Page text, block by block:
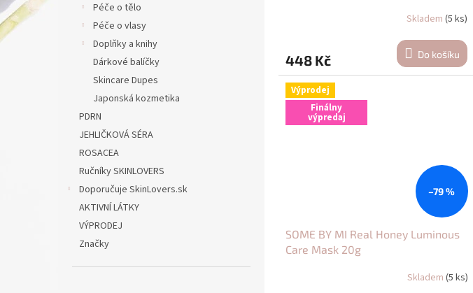
Péče o tělo
Péče o vlasy
Doplňky a knihy
Dárkové balíčky
Skincare Dupes
Japonská kozmetika
PDRN
JEHLIČKOVÁ SÉRA
ROSACEA
Ručníky SKINLOVERS
Doporučuje SkinLovers.sk
AKTIVNÍ LÁTKY
VÝPRODEJ
Značky
Skladem (5 ks)
448 Kč Do košíku
Výprodej
Finálny
výpredaj
–79 %
SOME BY MI Real Honey Luminous
Care Mask 20g
Skladem (5 ks)